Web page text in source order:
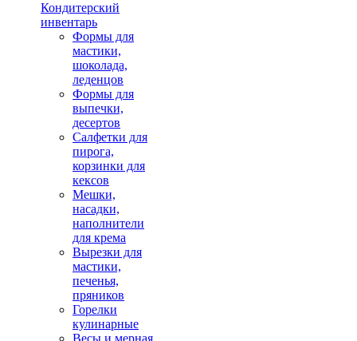
Кондитерский
инвентарь
Формы для
мастики,
шоколада,
леденцов
Формы для
выпечки,
десертов
Салфетки для
пирога,
корзинки для
кексов
Мешки,
насадки,
наполнители
для крема
Вырезки для
мастики,
печенья,
пряников
Горелки
кулинарные
Весы и мерная